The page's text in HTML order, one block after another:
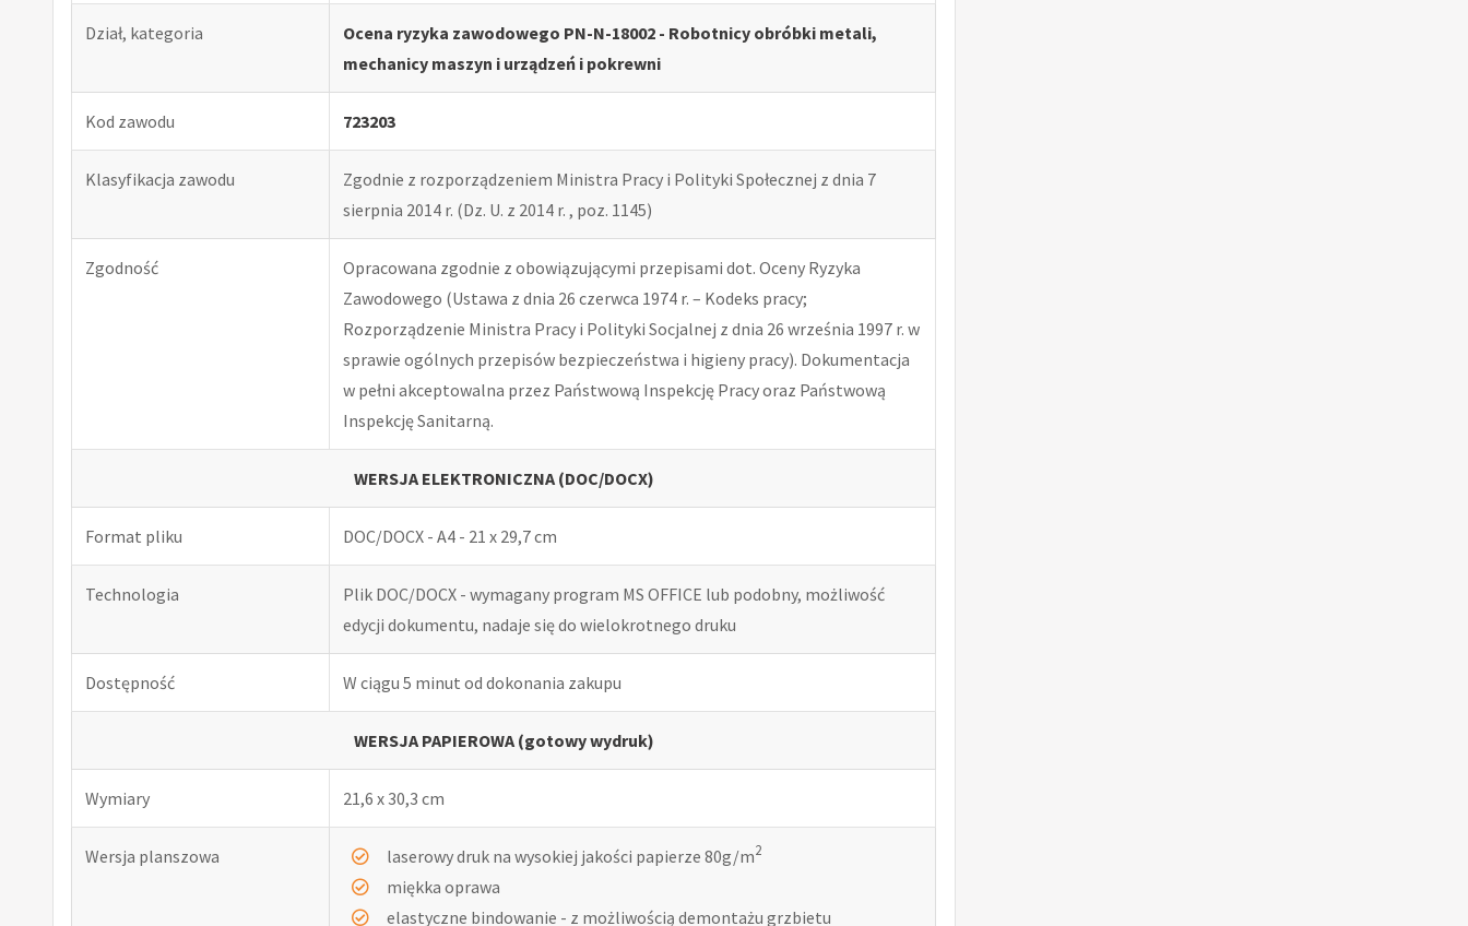
Dział, kategoria
Ocena ryzyka zawodowego PN-N-18002 - Robotnicy obróbki metali,
mechanicy maszyn i urządzeń i pokrewni
Kod zawodu 723203
Klasyfikacja zawodu
Zgodnie z rozporządzeniem Ministra Pracy i Polityki Społecznej z dnia 7
sierpnia 2014 r. (Dz. U. z 2014 r. , poz. 1145)
Zgodność
Opracowana zgodnie z obowiązującymi przepisami dot. Oceny Ryzyka
Zawodowego (Ustawa z dnia 26 czerwca 1974 r. – Kodeks pracy;
Rozporządzenie Ministra Pracy i Polityki Socjalnej z dnia 26 września 1997 r. w
sprawie ogólnych przepisów bezpieczeństwa i higieny pracy). Dokumentacja
w pełni akceptowalna przez Państwową Inspekcję Pracy oraz Państwową
Inspekcję Sanitarną.
WERSJA ELEKTRONICZNA (DOC/DOCX)
Format pliku DOC/DOCX - A4 - 21 x 29,7 cm
Technologia
Plik DOC/DOCX - wymagany program MS OFFICE lub podobny, możliwość
edycji dokumentu, nadaje się do wielokrotnego druku
Dostępność W ciągu 5 minut od dokonania zakupu
WERSJA PAPIEROWA (gotowy wydruk)
Wymiary 21,6 x 30,3 cm
Wersja planszowa laserowy druk na wysokiej jakości papierze 80g/m2
miękka oprawa
elastyczne bindowanie - z możliwością demontażu grzbietu